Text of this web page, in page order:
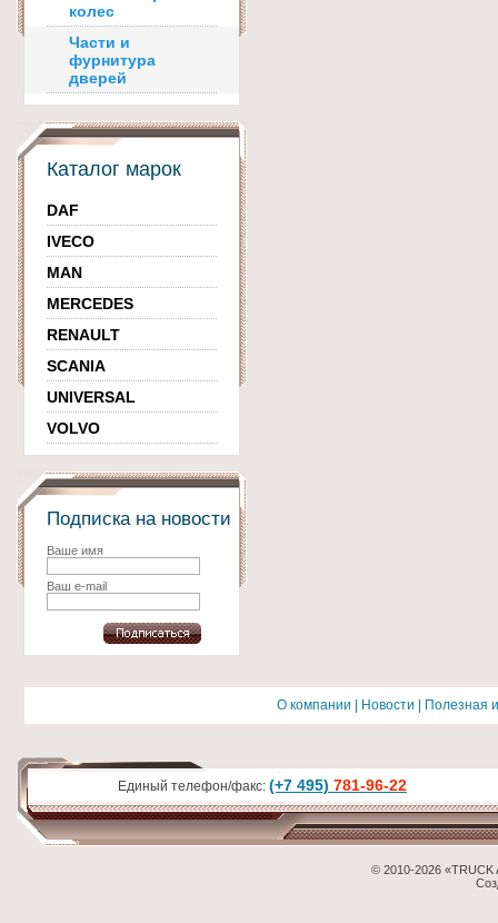
колес
Части и
фурнитура
дверей
Каталог марок
DAF
IVECO
MAN
MERCEDES
RENAULT
SCANIA
UNIVERSAL
VOLVO
Подписка на новости
Ваше имя
Ваш e-mail
О компании Новости Полезная
Единый телефон/факс: (+7 495) 781-96-22
© 2010-2026